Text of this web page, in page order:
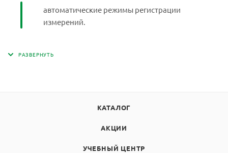
автоматические режимы регистрации
измерений.
КАТАЛОГ
АКЦИИ
УЧЕБНЫЙ ЦЕНТР